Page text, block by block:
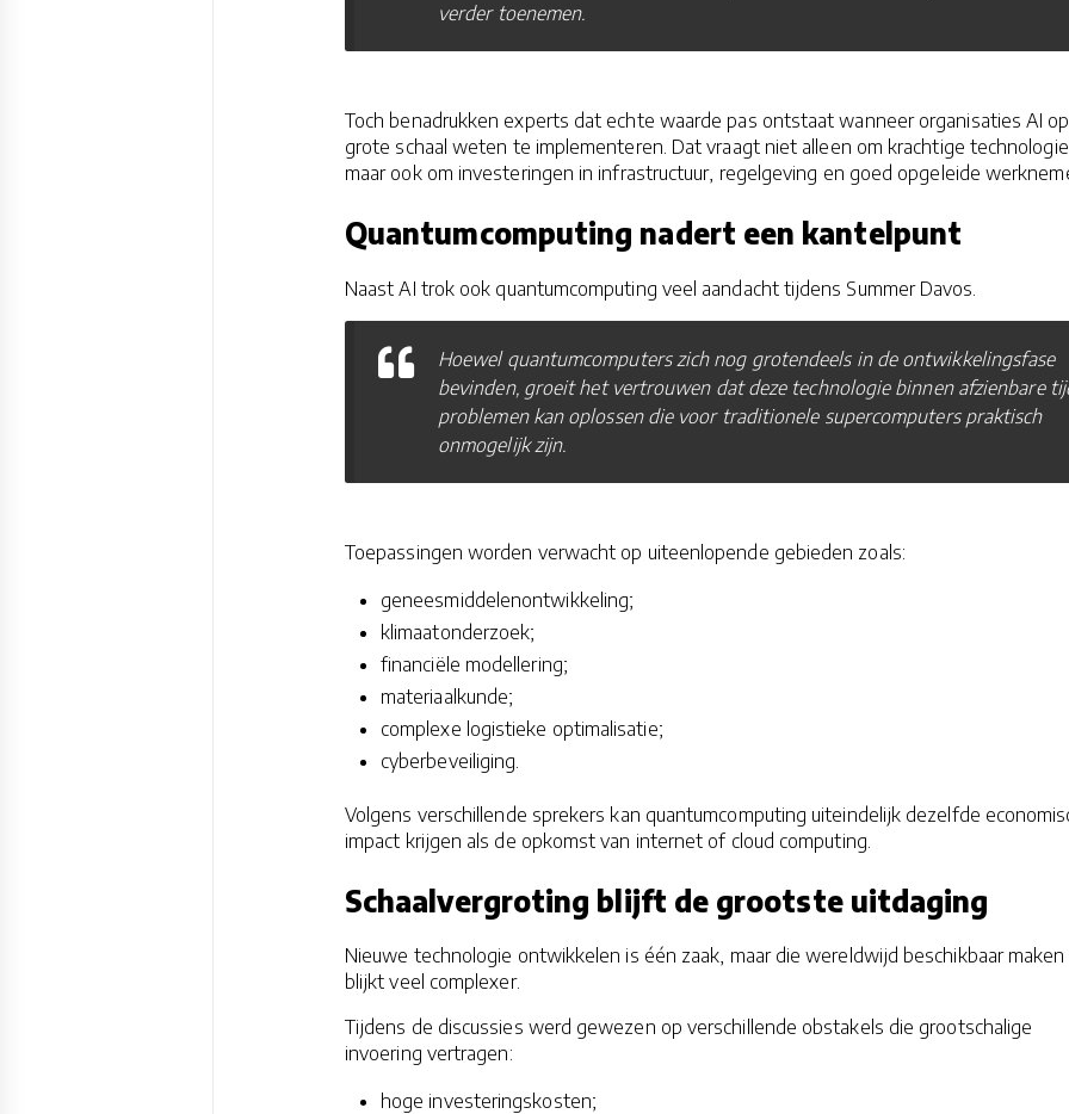
verder toenemen.
Toch benadrukken experts dat echte waarde pas ontstaat wanneer organisaties AI op
grote schaal weten te implementeren. Dat vraagt niet alleen om krachtige
maar ook om investeringen in infrastructuur, regelgeving en goed opgeleide
Quantumcomputing nadert een kantelpunt
Naast AI trok ook quantumcomputing veel aandacht tijdens Summer Davos.
Hoewel quantumcomputers zich nog grotendeels in de ontwikkelingsfase
bevinden, groeit het vertrouwen dat deze technologie binnen afzienbare
problemen kan oplossen die voor traditionele supercomputers praktisch
onmogelijk zijn.
Toepassingen worden verwacht op uiteenlopende gebieden zoals:
geneesmiddelenontwikkeling;
klimaatonderzoek;
financiële modellering;
materiaalkunde;
complexe logistieke optimalisatie;
cyberbeveiliging.
Volgens verschillende sprekers kan quantumcomputing uiteindelijk dezelfde
impact krijgen als de opkomst van internet of cloud computing.
Schaalvergroting blijft de grootste uitdaging
Nieuwe technologie ontwikkelen is één zaak, maar die wereldwijd beschikbaar maken
blijkt veel complexer.
Tijdens de discussies werd gewezen op verschillende obstakels die grootschalige
invoering vertragen:
hoge investeringskosten;